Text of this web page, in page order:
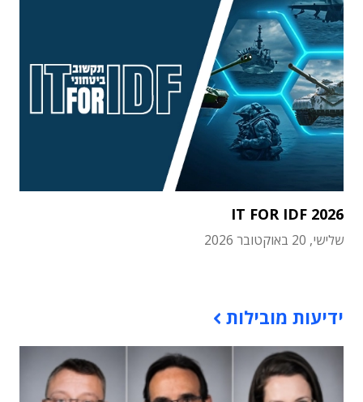
IT FOR IDF 2026
שלישי, 20 באוקטובר 2026
ידיעות מובילות